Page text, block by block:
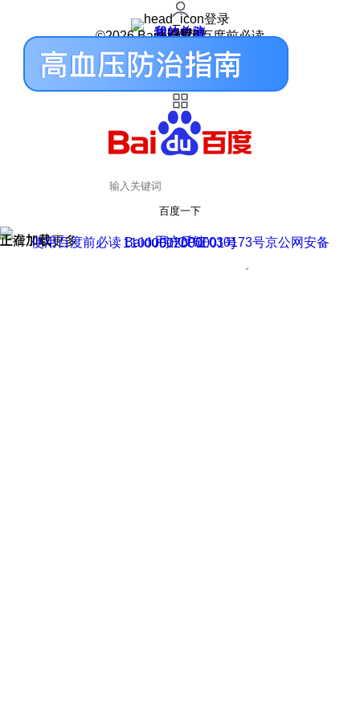
登录
我的关注
我的收藏
皮肤中心
用户反馈
设置
©2026 Baidu 使用百度前必读
百度一下
正在加载
上滑加载更多 用户反馈
使用百度前必读 Baidu 京ICP证030173号
京公网安备11000002000001号